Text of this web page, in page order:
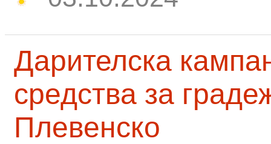
Дарителска
средства за
Плевенско